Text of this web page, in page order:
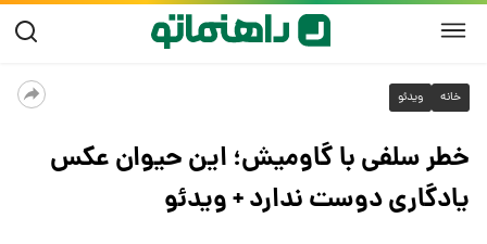
خانه ویدئو
خطر سلفی با گاومیش؛ این حیوان عکس
یادگاری دوست ندارد + ویدئو